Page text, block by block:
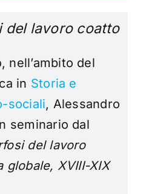
del lavoro coatto
nell’ambito del
in Storia e
sociali, Alessandro
seminario dal
del lavoro
globale, XVIII-XIX